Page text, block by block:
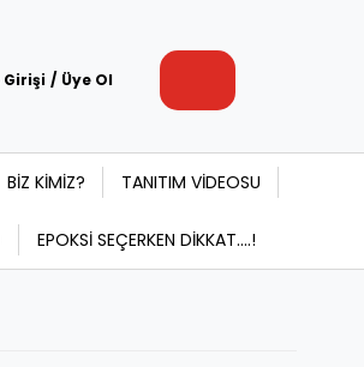
Girişi / Üye Ol
BİZ KİMİZ? TANITIM VİDEOSU
EPOKSİ SEÇERKEN DİKKAT....!